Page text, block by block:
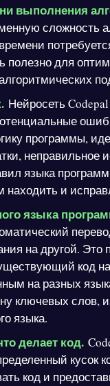
выполнения
сложность
полезно для
Нейросеть
программы,
языка
находить и
языка
на другой. Это
код
на разных
ключевых слов,
языка.
делает код.
код и